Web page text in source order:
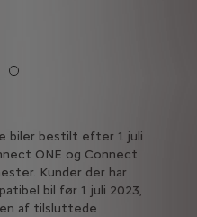
biler bestilt efter 1. juli
ONE og Connect
Kunder der har
bil før 1. juli 2023,
af tilsluttede